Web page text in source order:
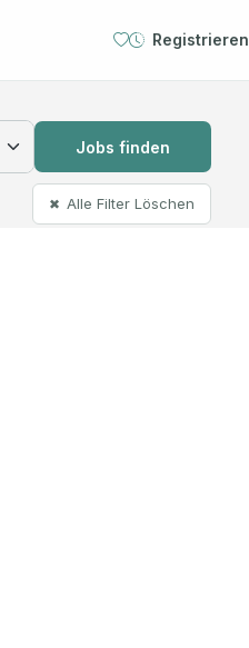
Registrieren
Jobs finden
✖ Alle Filter Löschen